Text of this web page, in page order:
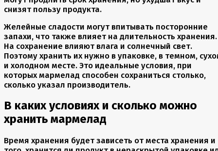
снизят пользу продукта.
Желейные сладости могут впитывать посторонние
запахи, что также влияет на длительность хранения.
На сохранение влияют влага и солнечный свет.
Поэтому хранить их нужно в упаковке, в темном,
и холодном месте. Это идеальные условия, при
которых мармелад способен сохраниться столько,
сколько указал производитель.
В каких условиях и сколько можно
хранить мармелад
Время хранения будет зависеть от места хранения и